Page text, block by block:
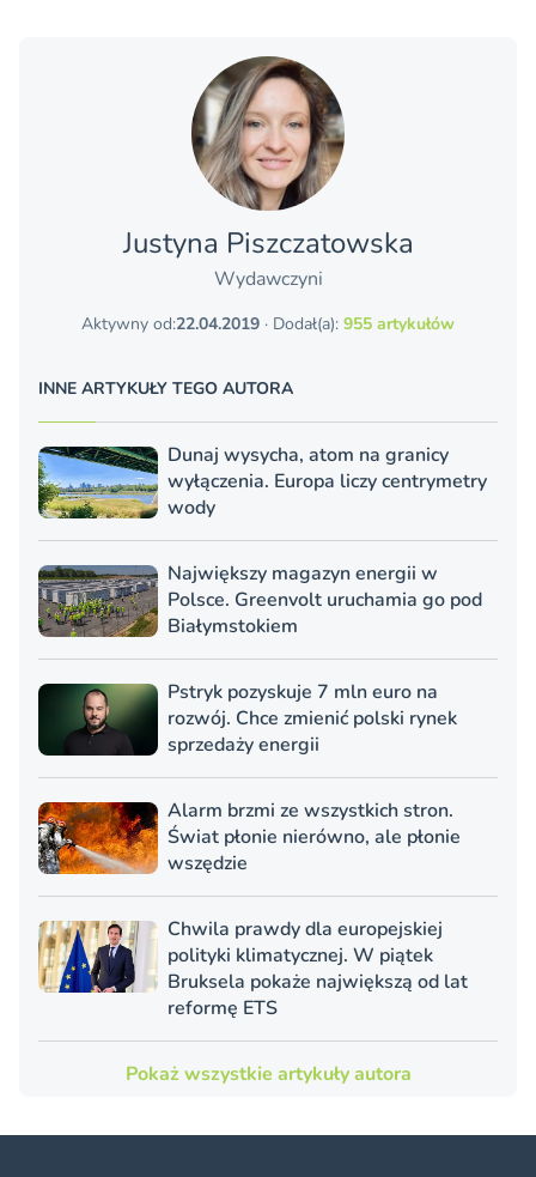
Justyna Piszczatowska
Wydawczyni
Aktywny od:22.04.2019 · Dodał(a): 955 artykułów
INNE ARTYKUŁY TEGO AUTORA
Dunaj wysycha, atom na granicy
wyłączenia. Europa liczy centrymetry
wody
Największy magazyn energii w
Polsce. Greenvolt uruchamia go pod
Białymstokiem
Pstryk pozyskuje 7 mln euro na
rozwój. Chce zmienić polski rynek
sprzedaży energii
Alarm brzmi ze wszystkich stron.
Świat płonie nierówno, ale płonie
wszędzie
Chwila prawdy dla europejskiej
polityki klimatycznej. W piątek
Bruksela pokaże największą od lat
reformę ETS
Pokaż wszystkie artykuły autora